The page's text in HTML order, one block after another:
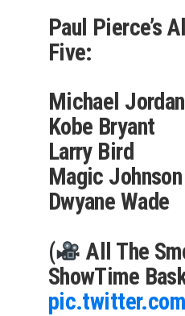
Paul Pierce’s
Five:
Michael Jordan
Kobe Bryant
Larry Bird
Magic Johnson
Dwyane Wade
(
All The
ShowTime